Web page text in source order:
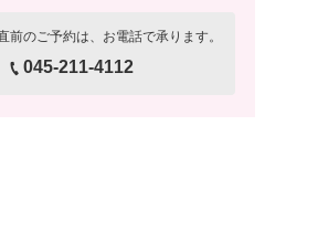
前のご予約は、お電話で承ります。
045-211-4112